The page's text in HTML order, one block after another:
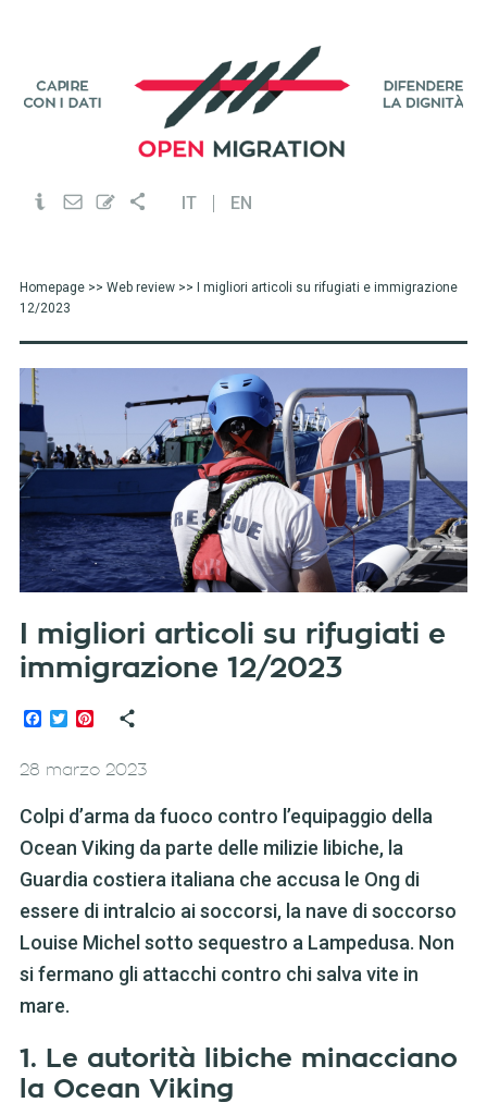
IT EN
Homepage>> Web review>> I migliori articoli su rifugiati e immigrazione
12/2023
I migliori articoli su rifugiati e
immigrazione 12/2023
Facebook
TwitterPinterest
28 marzo 2023
Colpi d’arma da fuoco contro l’equipaggio della
Ocean Viking da parte delle milizie libiche, la
Guardia costiera italiana che accusa le Ong di
essere di intralcio ai soccorsi, la nave di soccorso
Louise Michel sotto sequestro a Lampedusa. Non
si fermano gli attacchi contro chi salva vite in
mare.
1. Le autorità libiche minacciano
la Ocean Viking